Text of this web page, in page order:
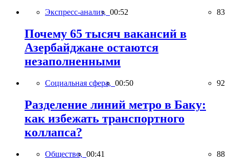
Экспресс-анализ, 00:52 83
Почему 65 тысяч вакансий в
Азербайджане остаются
незаполненными
Социальная сфера, 00:50 92
Разделение линий метро в Баку:
как избежать транспортного
коллапса?
Общество, 00:41 88